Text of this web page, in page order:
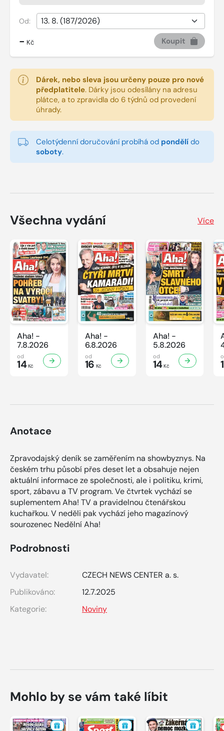
Od:
- Kč Koupit
Dárek, nebo sleva jsou určeny pouze pro nové
předplatitele. Dárky jsou odesílány na adresu
plátce, a to zpravidla do 6 týdnů od provedení
úhrady.
Celotýdenní doručování probíhá od pondělí do
soboty.
Všechna vydání Více
Aha! -
7.8.2026
od
14Kč
Aha! -
6.8.2026
od
16 Kč
Aha! -
5.8.2026
od
14Kč
Anotace
Zpravodajský deník se zaměřením na showbyznys. Na
českém trhu působí přes deset let a obsahuje nejen
aktuální informace ze společnosti, ale i politiku, krimi,
sport, zábavu a TV program. Ve čtvrtek vychází se
suplementem Aha! TV a pravidelnou čtenářskou
kuchařkou. V neděli pak vychází jeho magazínový
sourozenec Nedělní Aha!
Podrobnosti
Vydavatel:
CZECH NEWS CENTER a. s.
Publikováno:
12.7.2025
Kategorie:
Noviny
Mohlo by se vám také líbit